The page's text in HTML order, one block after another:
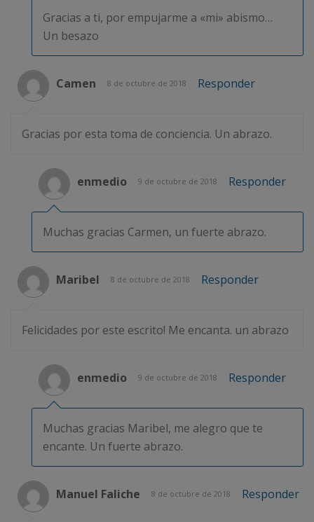
Gracias a ti, por empujarme a «mi» abismo…
Un besazo
Camen 8 de octubre de 2018 Responder
Gracias por esta toma de conciencia. Un abrazo.
enmedio 9 de octubre de 2018 Responder
Muchas gracias Carmen, un fuerte abrazo.
Maribel 8 de octubre de 2018 Responder
Felicidades por este escrito! Me encanta. un abrazo
enmedio 9 de octubre de 2018 Responder
Muchas gracias Maribel, me alegro que te
encante. Un fuerte abrazo.
Manuel Faliche 8 de octubre de 2018 Responder